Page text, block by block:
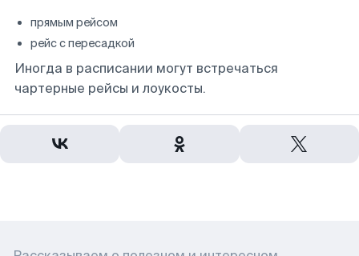
прямым рейсом
рейс с пересадкой
Иногда в расписании могут встречаться
чартерные рейсы и лоукосты.